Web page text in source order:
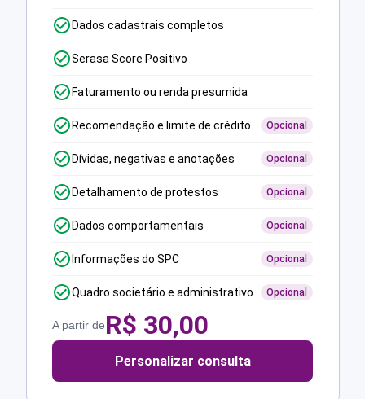
Dados cadastrais completos
Serasa Score Positivo
Faturamento ou renda presumida
Recomendação e limite de crédito Opcional
Dívidas, negativas e anotações Opcional
Detalhamento de protestos Opcional
Dados comportamentais Opcional
Informações do SPC Opcional
Quadro societário e administrativo Opcional
A partir deR$ 30,00
Personalizar consulta